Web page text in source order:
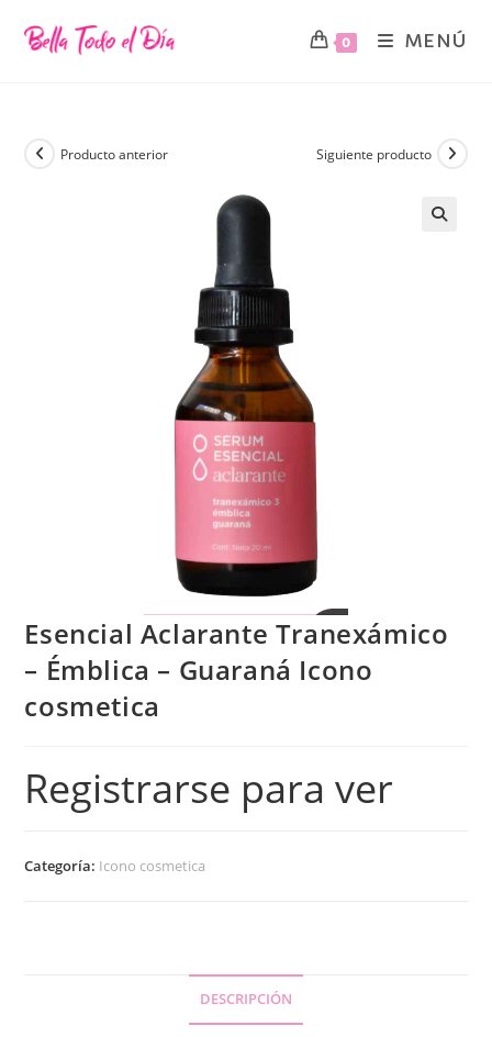
0 MENÚ
Producto anterior Siguiente producto
Esencial Aclarante Tranexámico
– Émblica – Guaraná Icono
cosmetica
Registrarse para ver
Categoría: Icono cosmetica
DESCRIPCIÓN